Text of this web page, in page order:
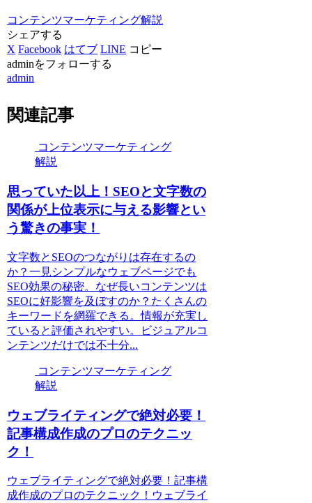
コンテンツマーケティング解説
シェアする
X Facebook はてブ LINE コピー
adminをフォローする
admin
関連記事
コンテンツマーケティング
解説
思っていた以上！SEOと文字数の
関係が上位表示に与える影響とい
う驚きの事実！
文字数とSEOのつながりは存在するの
か？一見シンプルなウェブページでも
SEO効果の秘密。なぜ長いコンテンツは
SEOに好影響を及ぼすのか？たくさんの
キーワードを網羅できる。情報が充実し
ていると評価されやすい。ビジュアルコ
ンテンツだけでは不十分...
コンテンツマーケティング
解説
ウェブライティングで絶対必要！
記事構成作成のプロのテクニッ
ク！
ウェブライティングで絶対必要！記事構
成作成のプロのテクニック！ウェブライ